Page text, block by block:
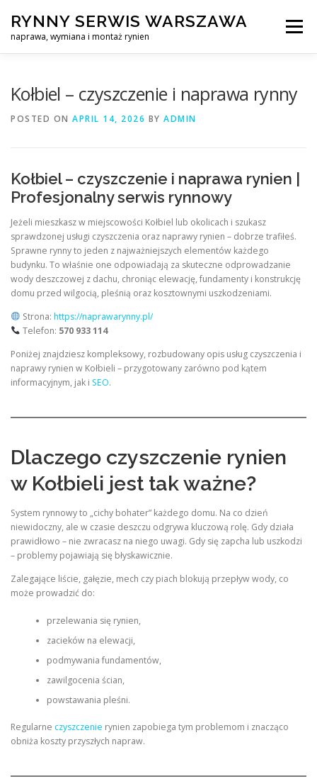
content
RYNNY SERWIS WARSZAWA
naprawa, wymiana i montaż rynien
Menu
Kołbiel – czyszczenie i naprawa rynny
POSTED ON APRIL 14, 2026 BY ADMIN
Kołbiel – czyszczenie i naprawa rynien |
Profesjonalny serwis rynnowy
Jeżeli mieszkasz w miejscowości Kołbiel lub okolicach i szukasz
sprawdzonej usługi czyszczenia oraz naprawy rynien – dobrze trafiłeś.
Sprawne rynny to jeden z najważniejszych elementów każdego
budynku. To właśnie one odpowiadają za skuteczne odprowadzanie
wody deszczowej z dachu, chroniąc elewację, fundamenty i konstrukcję
domu przed wilgocią, pleśnią oraz kosztownymi uszkodzeniami.
Strona: https://naprawarynny.pl/
Telefon: 570 933 114
Poniżej znajdziesz kompleksowy, rozbudowany opis usług czyszczenia i
naprawy rynien w Kołbieli – przygotowany zarówno pod kątem
informacyjnym, jak i SEO.
Dlaczego czyszczenie rynien
w Kołbieli jest tak ważne?
System rynnowy to „cichy bohater” każdego domu. Na co dzień
niewidoczny, ale w czasie deszczu odgrywa kluczową rolę. Gdy działa
prawidłowo – nie zwracasz na niego uwagi. Gdy się zapcha lub uszkodzi
– problemy pojawiają się błyskawicznie.
Zalegające liście, gałęzie, mech czy piach blokują przepływ wody, co
może prowadzić do:
przelewania się rynien,
zacieków na elewacji,
podmywania fundamentów,
zawilgocenia ścian,
powstawania pleśni.
Regularne czyszczenie rynien zapobiega tym problemom i znacząco
obniża koszty przyszłych napraw.